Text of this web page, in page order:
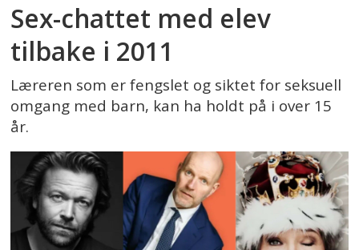
Sex-chattet med elev
tilbake i 2011
Læreren som er fengslet og siktet for seksuell
omgang med barn, kan ha holdt på i over 15
år.